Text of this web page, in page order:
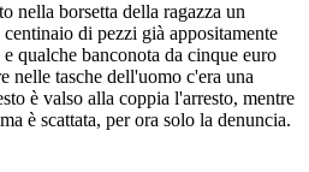
nella borsetta della ragazza un
di pezzi già appositamente
qualche banconota da cinque euro
nelle tasche dell'uomo c'era una
è valso alla coppia l'arresto, mentre
è scattata, per ora solo la denuncia.